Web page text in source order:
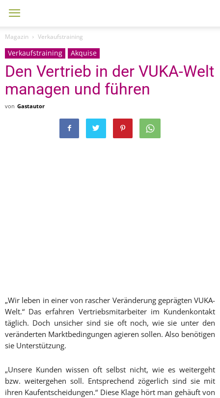
Magazin Verkaufstraining
Verkaufstraining Akquise
Den Vertrieb in der VUKA-Welt
managen und führen
von Gastautor
„Wir leben in einer von rascher Veränderung geprägten VUKA-
Welt.“ Das erfahren Vertriebsmitarbeiter im Kundenkontakt
täglich. Doch unsicher sind sie oft noch, wie sie unter den
veränderten Marktbedingungen agieren sollen. Also benötigen
sie Unterstützung.
„Unsere Kunden wissen oft selbst nicht, wie es weitergeht
bzw. weitergehen soll. Entsprechend zögerlich sind sie mit
ihren Kaufentscheidungen.“ Diese Klage hört man gehäuft von